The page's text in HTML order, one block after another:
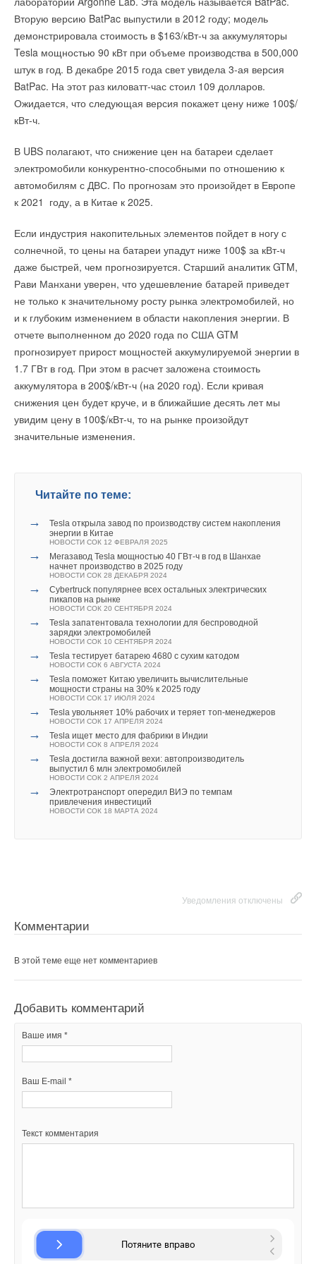
Вторую версию BatPac выпустили в 2012 году; модель
демонстрировала стоимость в $163/кВт-ч за аккумуляторы
Tesla мощностью 90 кВт при объеме производства в 500,000
штук в год. В декабре 2015 года свет увидела 3-ая версия
BatPac. На этот раз киловатт-час стоил 109 долларов.
Ожидается, что следующая версия покажет цену ниже 100$/
кВт-ч.
В UBS полагают, что снижение цен на батареи сделает
электромобили конкурентно-способными по отношению к
автомобилям с ДВС. По прогнозам это произойдет в Европе
к 2021 году, а в Китае к 2025.
Если индустрия накопительных элементов пойдет в ногу с
солнечной, то цены на батареи упадут ниже 100$ за кВт-ч
даже быстрей, чем прогнозируется. Старший аналитик GTM,
Рави Манхани уверен, что удешевление батарей приведет
не только к значительному росту рынка электромобилей, но
и к глубоким изменением в области накопления энергии. В
отчете выполненном до 2020 года по США GTM
прогнозирует прирост мощностей аккумулируемой энергии в
1.7 ГВт в год. При этом в расчет заложена стоимость
аккумулятора в 200$/кВт-ч (на 2020 год). Если кривая
снижения цен будет круче, и в ближайшие десять лет мы
увидим цену в 100$/кВт-ч, то на рынке произойдут
значительные изменения.
Читайте по теме:
→
Tesla открыла завод по производству систем накопления
энергии в Китае
НОВОСТИ СОК 12 ФЕВРАЛЯ 2025
→
Мегазавод Tesla мощностью 40 ГВт-ч в год в Шанхае
начнет производство в 2025 году
НОВОСТИ СОК 28 ДЕКАБРЯ 2024
→
Cybertruck популярнее всех остальных электрических
пикапов на рынке
НОВОСТИ СОК 20 СЕНТЯБРЯ 2024
→
Tesla запатентовала технологии для беспроводной
зарядки электромобилей
НОВОСТИ СОК 10 СЕНТЯБРЯ 2024
→ Tesla тестирует батарею 4680 с сухим катодом
НОВОСТИ СОК 6 АВГУСТА 2024
→
Tesla поможет Китаю увеличить вычислительные
мощности страны на 30% к 2025 году
НОВОСТИ СОК 17 ИЮЛЯ 2024
→ Tesla увольняет 10% рабочих и теряет топ-менеджеров
НОВОСТИ СОК 17 АПРЕЛЯ 2024
→ Tesla ищет место для фабрики в Индии
НОВОСТИ СОК 8 АПРЕЛЯ 2024
→
Tesla достигла важной вехи: автопроизводитель
выпустил 6 млн электромобилей
НОВОСТИ СОК 2 АПРЕЛЯ 2024
→
Электротранспорт опередил ВИЭ по темпам
привлечения инвестиций
НОВОСТИ СОК 18 МАРТА 2024
Уведомления отключены
Комментарии
В этой теме еще нет комментариев
Добавить комментарий
Ваше имя *
Ваш E-mail *
Текст комментария
дополнена новым типоразмером 11,2
Уведомления отключены
Комментарии
Добавить комментарий
Ваше имя *
Ваш E-mail *
Текст комментария
→
Аварийно-спасательная служба BaltGaz в реестре МЧС
России
НОВОСТИ СОК 19 ДЕКАБРЯ 2014
→
Патент на устройство для модуляции пламени на
горелке
НОВОСТИ СОК 18 ДЕКАБРЯ 2014
Уведомления отключены
Комментарии
Ген
устройство для 'думоудаления', то вам - не поздоровится!
Комментарий полезен?
ДА НЕТ
модератор
Опечатку поправили))
Комментарий полезен?
ДА
из 1
Ваше имя *
Ваш E-mail *
Текст комментария
НОВОСТИ СОК 28 ИЮНЯ 2023
→
Датский производитель насосов Grundfos объявил об
НОВОСТИ СОК 25 АВГУСТА 2022
→ Grundfos расширила линейку вертикальных насосов
→ Ежегодное совещание в компании АСТИВ
НОВОСТИ СОК 18 ФЕВРАЛЯ 2022
→
Оборудование GRUNDFOS включено в Реестр
промышленной продукции, произведённой в РФ
НОВОСТИ СОК 10 ФЕВРАЛЯ 2022
→ «Грундфос» стал партнёром проекта «Дети солнца»
НОВОСТИ СОК 21 ЯНВАРЯ 2022
Уведомления отключены
Комментарии
В этой теме еще нет комментариев
Добавить комментарий
Ваше имя *
Текст комментария
→
Bosch объявил о крупнейшей за свою 137-летнюю
историю сделке
НОВОСТИ СОК 25 ИЮЛЯ 2024
→
Петербургский завод Bosch передали под управление
«Газпрома»
НОВОСТИ СОК 23 МАЯ 2024
→
Bosch инвестировал в переработку li-ion аккумуляторов
«следующего поколения»
НОВОСТИ СОК 21 МАЯ 2024
→
Путин передал структуре «Газпрома» управление
решений на 2023 год
НОВОСТИ СОК 17 ЯНВАРЯ 2023
→
Лучшие проекты: «Умная котельная с удаленным
контролем»
НОВОСТИ СОК 29 НОЯБРЯ 2022
Уведомления отключены
Комментарии
В этой теме еще нет комментариев
Добавить комментарий
Ваше имя *